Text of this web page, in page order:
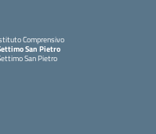
Comprensivo
San Pietro
San Pietro